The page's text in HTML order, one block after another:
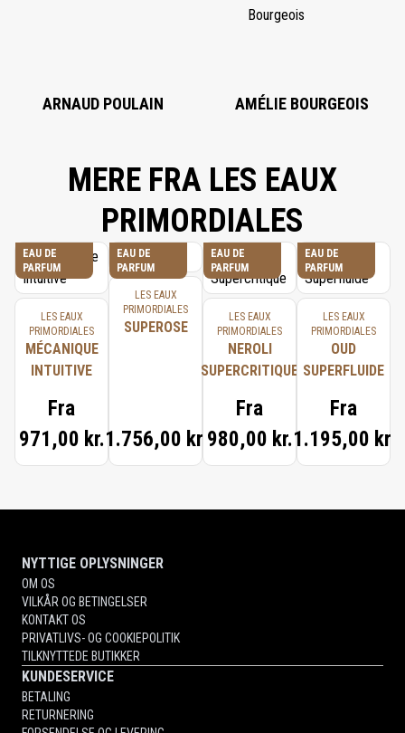
ARNAUD POULAIN AMÉLIE BOURGEOIS
MERE FRA LES EAUX
PRIMORDIALES
EAU DE
PARFUM
LES EAUX
PRIMORDIALES
MÉCANIQUE
INTUITIVE
Fra
971,00 kr.
EAU DE
PARFUM
LES EAUX
PRIMORDIALES
SUPEROSE
1.756,00 kr.
EAU DE
PARFUM
LES EAUX
PRIMORDIALES
NEROLI
SUPERCRITIQUE
Fra
980,00 kr.
EAU DE
PARFUM
LES EAUX
PRIMORDIALES
OUD
SUPERFLUIDE
Fra
1.195,00 kr.
NYTTIGE OPLYSNINGER
OM OS
VILKÅR OG BETINGELSER
KONTAKT OS
PRIVATLIVS- OG COOKIEPOLITIK
TILKNYTTEDE BUTIKKER
KUNDESERVICE
BETALING
RETURNERING